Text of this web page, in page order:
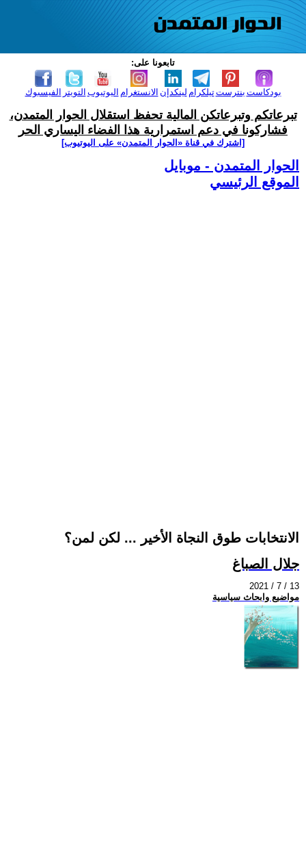
تابعونا على:
الفيسبوك التويتر اليوتيوب الانستغرام لينكدإن تيلكرامبنترست بودكاست
تبرعاتكم وتبرعاتكن المالية تحفظ استقلال الحوار المتمدن،
فشاركونا في دعم استمرارية هذا الفضاء اليساري الحر
[اشترك في قناة ‫«الحوار المتمدن» على اليوتيوب]
الحوار المتمدن - موبايل
الموقع الرئيسي
الانتخابات طوق النجاة الأخير ... لكن لمن؟
جلال الصباغ
2021 / 7 / 13
مواضيع وابحاث سياسية